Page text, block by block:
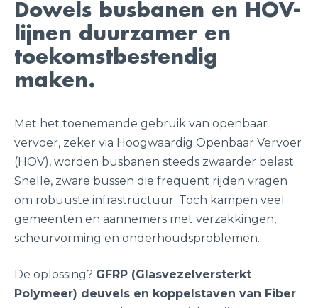
Dowels busbanen en HOV-
lijnen duurzamer en
toekomstbestendig
maken.
Met het toenemende gebruik van openbaar
vervoer, zeker via Hoogwaardig Openbaar Vervoer
(HOV), worden busbanen steeds zwaarder belast.
Snelle, zware bussen die frequent rijden vragen
om robuuste infrastructuur. Toch kampen veel
gemeenten en aannemers met verzakkingen,
scheurvorming en onderhoudsproblemen.
De oplossing? GFRP (Glasvezelversterkt
Polymeer) deuvels en koppelstaven van Fiber